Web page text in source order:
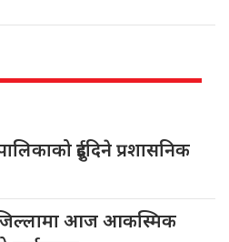
दुईदिने प्रशासनिक
आज आकस्मिक